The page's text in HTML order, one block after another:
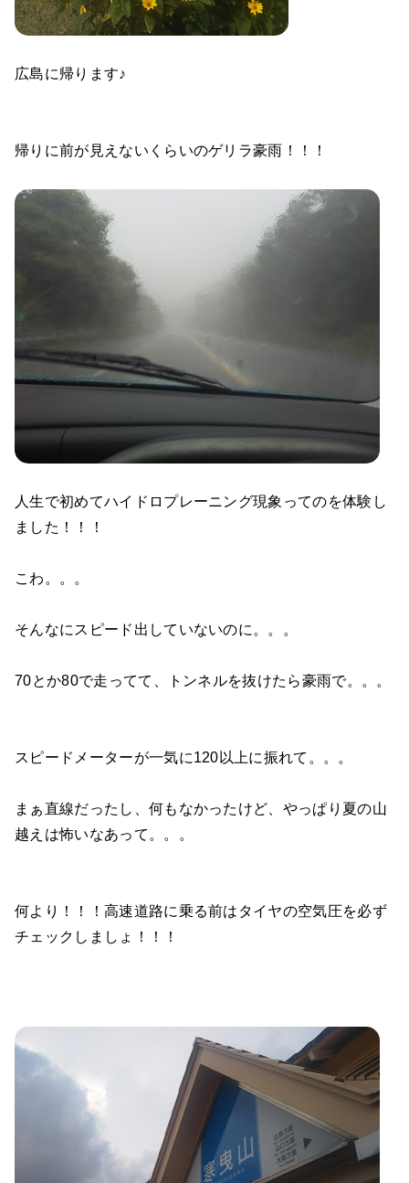
広島に帰ります♪
帰りに前が見えないくらいのゲリラ豪雨！！！
人生で初めてハイドロプレーニング現象ってのを体験し
ました！！！
こわ。。。
そんなにスピード出していないのに。。。
70とか80で走ってて、トンネルを抜けたら豪雨で。。。
スピードメーターが一気に120以上に振れて。。。
まぁ直線だったし、何もなかったけど、やっぱり夏の山
越えは怖いなあって。。。
何より！！！高速道路に乗る前はタイヤの空気圧を必ず
チェックしましょ！！！